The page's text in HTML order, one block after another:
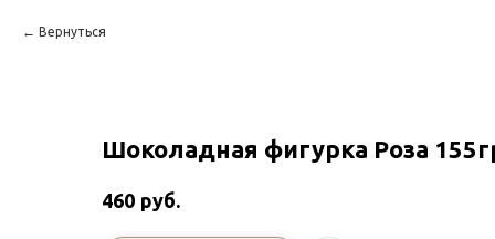
Вернуться
Шоколадная фигурка Роза
460 руб.